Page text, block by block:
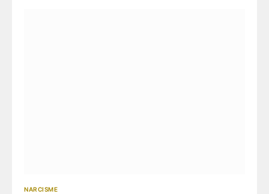
NARCISME